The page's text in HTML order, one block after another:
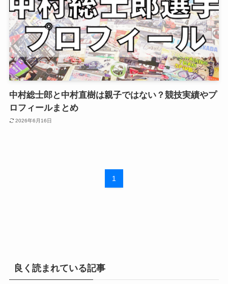
中村総士郎と中村直樹は親子ではない？競技実績やプ
ロフィールまとめ
2026年6月16日
1
良く読まれている記事